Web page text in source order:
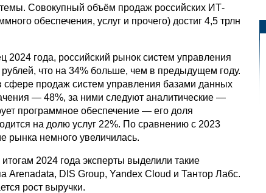
Совокупный объём продаж российских ИТ-
обеспечения, услуг и прочего) достиг 4,5 трлн
2024 года, российский рынок систем управления
что на 34% больше, чем в предыдущем году.
продаж систем управления базами данных
— 48%, за ними следуют аналитические —
программное обеспечение — его доля
на долю услуг 22%. По сравнению с 2023
рынка немного увеличилась.
2024 года эксперты выделили такие
Arenadata, DIS Group, Yandex Cloud и Тантор Лабс.
рост выручки.